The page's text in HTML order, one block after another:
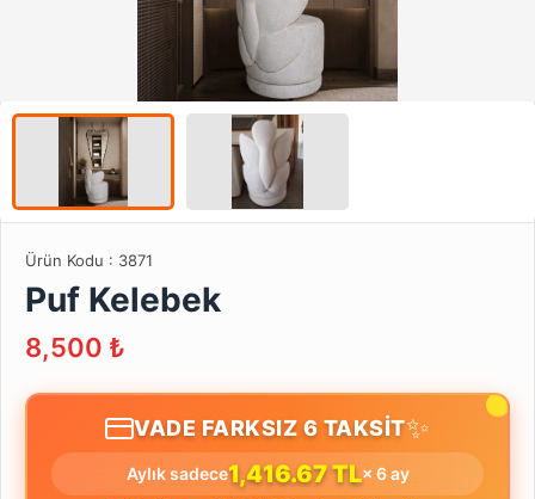
Ürün Kodu : 3871
Puf Kelebek
8,500 ₺
VADE FARKSIZ 6 TAKSİT✨
Aylık sadece1,416.67 TL× 6 ay